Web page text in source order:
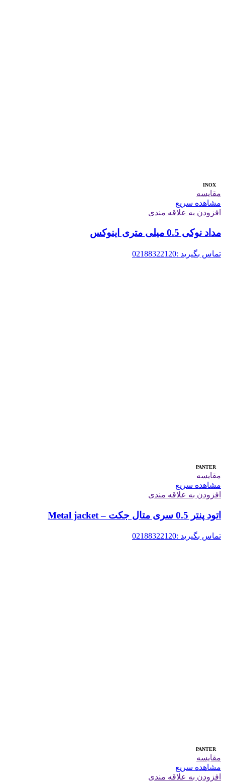
INOX
مقایسه
مشاهده سریع
افزودن به علاقه مندی
مداد نوکی 0.5 میلی متری اینوکس
تماس بگیرید :02188322120
PANTER
مقایسه
مشاهده سریع
افزودن به علاقه مندی
اتود پنتر 0.5 سری متال جکت – Metal jacket
تماس بگیرید :02188322120
PANTER
مقایسه
مشاهده سریع
افزودن به علاقه مندی